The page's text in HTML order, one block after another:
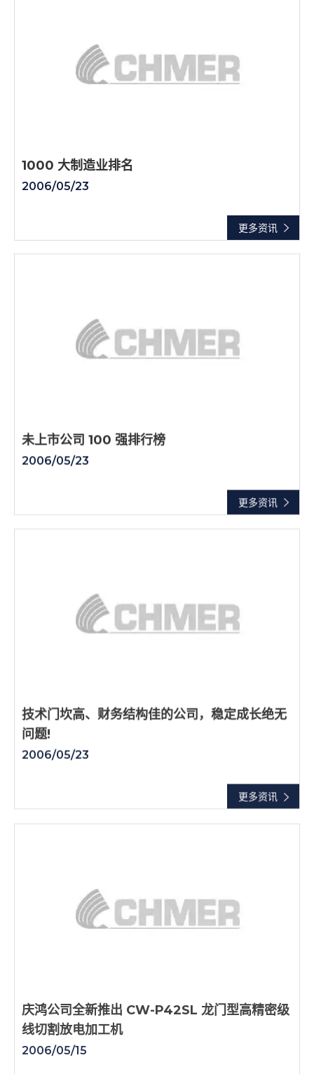
更多资讯
1000 大制造业排名
2006/05/23
更多资讯
未上市公司 100 强排行榜
2006/05/23
更多资讯
技术门坎高、财务结构佳的公司，稳定成长绝无
问题!
2006/05/23
庆鸿公司全新推出 CW-P42SL 龙门型高精密级
线切割放电加工机
2006/05/15